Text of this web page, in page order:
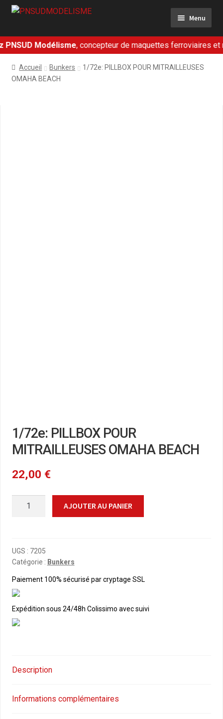
Aller
navigation
Aller
Menu
Ferroviaire
Militaire
Modélisme, concepteur de maquettes ferroviaires et
Accueil Bunkers
1/72e: PILLBOX POUR MITRAILLEUSES
OMAHA BEACH
1/72e: PILLBOX POUR
MITRAILLEUSES OMAHA BEACH
22,00 €
quantité
POUR
MITRAILLEUSES
OMAHA
BEACH
AJOUTER AU PANIER
UGS : 7205
Catégorie : Bunkers
Paiement 100% sécurisé par cryptage SSL
Expédition sous 24/48h Colissimo avec suivi
Description
Informations complémentaires